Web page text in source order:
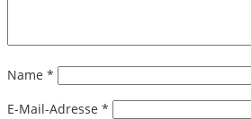
Name *
E-Mail-Adresse *